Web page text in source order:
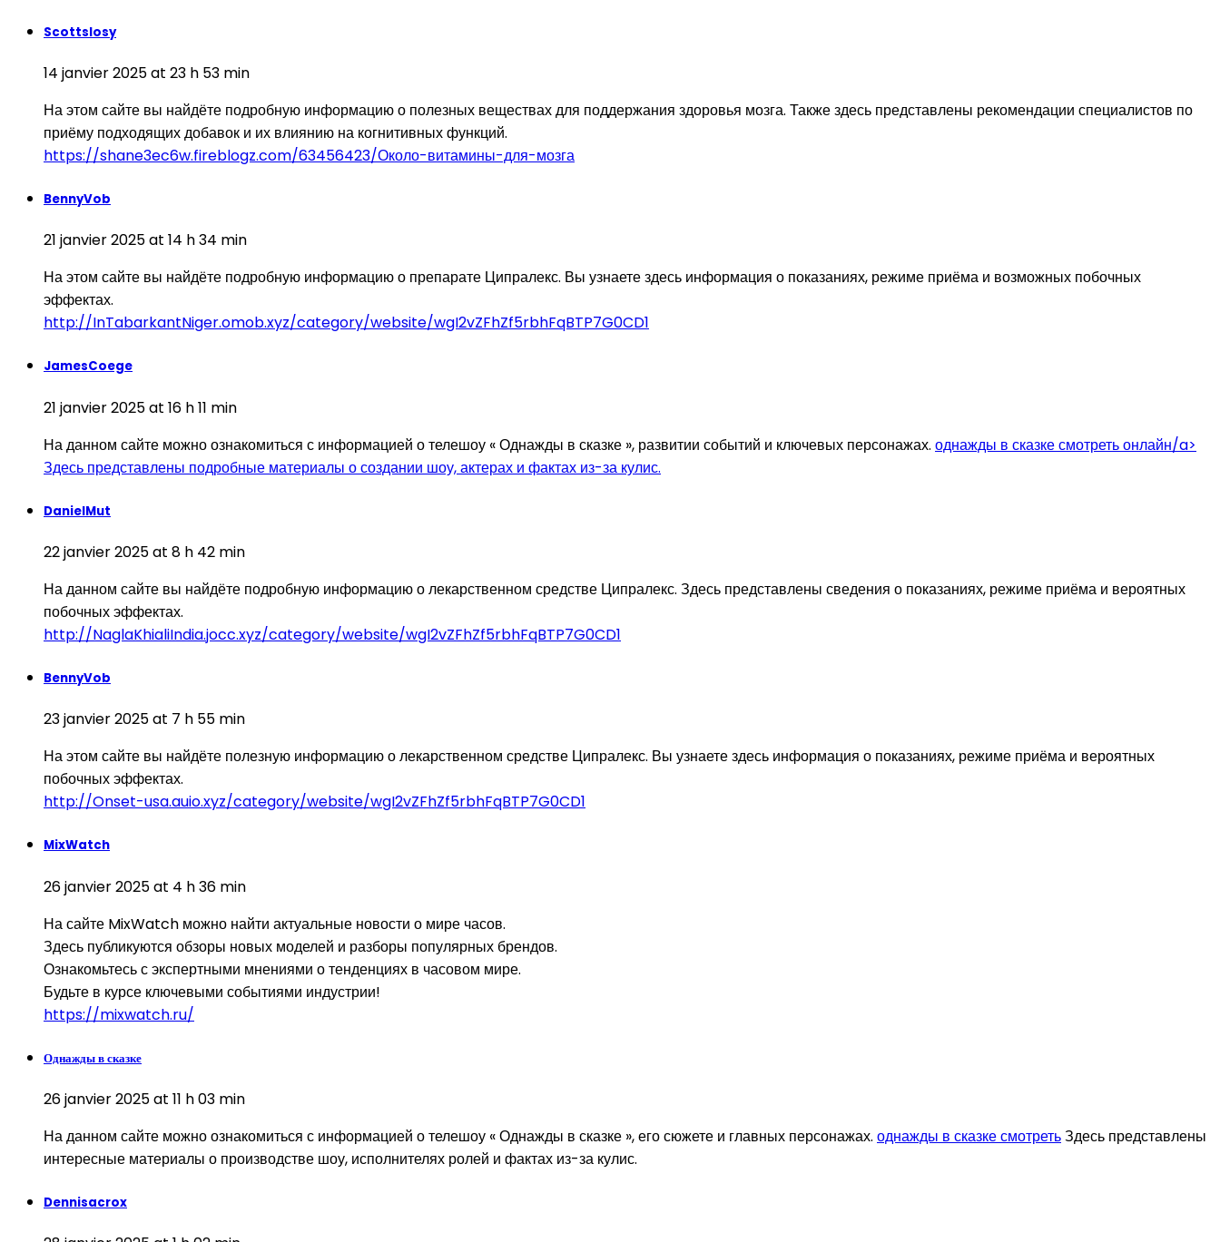
Scottslosy
14 janvier 2025 at 23 h 53 min
На этом сайте вы найдёте подробную информацию о полезных веществах для поддержания здоровья мозга. Также здесь представлены рекомендации специалистов по
приёму подходящих добавок и их влиянию на когнитивных функций.
https://shane3ec6w.fireblogz.com/63456423/Около-витамины-для-мозга
BennyVob
21 janvier 2025 at 14 h 34 min
На этом сайте вы найдёте подробную информацию о препарате Ципралекс. Вы узнаете здесь информация о показаниях, режиме приёма и возможных побочных
эффектах.
http://InTabarkantNiger.omob.xyz/category/website/wgI2vZFhZf5rbhFqBTP7G0CD1
JamesCoege
21 janvier 2025 at 16 h 11 min
На данном сайте можно ознакомиться с информацией о телешоу « Однажды в сказке », развитии событий и ключевых персонажах. однажды в сказке смотреть онлайн/a>
Здесь представлены подробные материалы о создании шоу, актерах и фактах из-за кулис.
DanielMut
22 janvier 2025 at 8 h 42 min
На данном сайте вы найдёте подробную информацию о лекарственном средстве Ципралекс. Здесь представлены сведения о показаниях, режиме приёма и вероятных
побочных эффектах.
http://NaglaKhialiIndia.jocc.xyz/category/website/wgI2vZFhZf5rbhFqBTP7G0CD1
BennyVob
23 janvier 2025 at 7 h 55 min
На этом сайте вы найдёте полезную информацию о лекарственном средстве Ципралекс. Вы узнаете здесь информация о показаниях, режиме приёма и вероятных
побочных эффектах.
http://Onset-usa.auio.xyz/category/website/wgI2vZFhZf5rbhFqBTP7G0CD1
MixWatch
26 janvier 2025 at 4 h 36 min
На сайте MixWatch можно найти актуальные новости о мире часов.
Здесь публикуются обзоры новых моделей и разборы популярных брендов.
Ознакомьтесь с экспертными мнениями о тенденциях в часовом мире.
Будьте в курсе ключевыми событиями индустрии!
https://mixwatch.ru/
Однажды в сказке
26 janvier 2025 at 11 h 03 min
На данном сайте можно ознакомиться с информацией о телешоу « Однажды в сказке », его сюжете и главных персонажах. однажды в сказке смотретьЗдесь представлены
интересные материалы о производстве шоу, исполнителях ролей и фактах из-за кулис.
Dennisacrox